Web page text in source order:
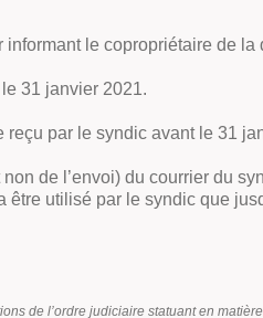
le copropriétaire de la
31 janvier 2021.
par le syndic avant le 31
de l’envoi) du courrier du
utilisé par le syndic que
de l’ordre judiciaire statuant en